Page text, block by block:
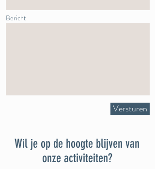
Bericht
Versturen
Wil je op de hoogte blijven van
onze activiteiten?